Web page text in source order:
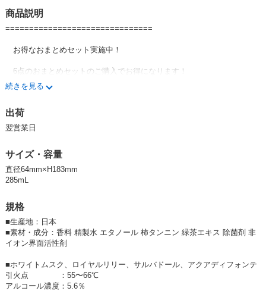
商品説明
===============================
お得なおまとめセット実施中！
6点のおまとめセットのご購入でお得になります！
===============================
★除菌・消臭におすすめ★
クラシックでありながらアバンギャルド。
個性的でありながらどこか懐かしくて親しみやすい。
グランセンスは、そんな魅惑のフレグランスシリーズです。
洗えないソファやベッド、カーペットに。
【ファブリック&エアミスト】
続きを見る
出荷
翌営業日
サイズ・容量
直径64mm×H183mm
285mL
規格
■生産地：日本
■素材・成分：香料 精製水 エタノール 柿タンニン 緑茶エキス 除菌剤 非
イオン界面活性剤
■ホワイトムスク、ロイヤルリリー、サルバドール、アクアディフォンテ
引火点 ：55〜66℃
アルコール濃度：5.6％